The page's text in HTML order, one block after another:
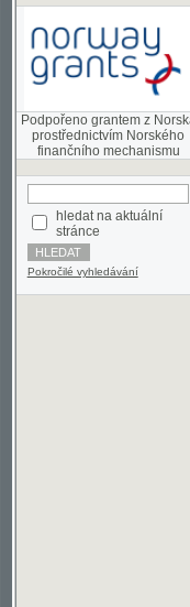
Podpořeno grantem z Norska
prostřednictvím Norského
hledat na aktuální
stránce
Pokročilé vyhledávání